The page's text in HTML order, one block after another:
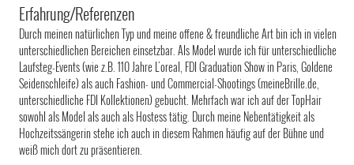
Erfahrung/Referenzen
Durch meinen natürlichen Typ und meine offene & freundliche Art bin ich in vielen
unterschiedlichen Bereichen einsetzbar. Als Model wurde ich für unterschiedliche
Laufsteg-Events (wie z.B. 110 Jahre L'oreal, FDI Graduation Show in Paris, Goldene
Seidenschleife) als auch Fashion- und Commercial-Shootings (meineBrille.de,
unterschiedliche FDI Kollektionen) gebucht. Mehrfach war ich auf der TopHair
sowohl als Model als auch als Hostess tätig. Durch meine Nebentätigkeit als
Hochzeitssängerin stehe ich auch in diesem Rahmen häufig auf der Bühne und
weiß mich dort zu präsentieren.